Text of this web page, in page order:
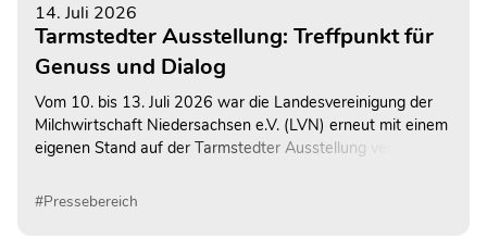
14. Juli 2026
Tarmstedter Ausstellung: Treffpunkt für
Genuss und Dialog
Vom 10. bis 13. Juli 2026 war die Landesvereinigung der
Milchwirtschaft Niedersachsen e.V. (LVN) erneut mit einem
eigenen Stand auf der Tarmstedter Ausstellung vertreten –
#Pressebereich